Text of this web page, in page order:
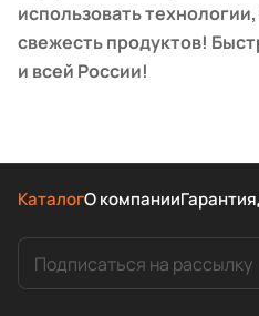
использовать
свежесть продуктов!
и всей России!
КаталогО компанииГарантия